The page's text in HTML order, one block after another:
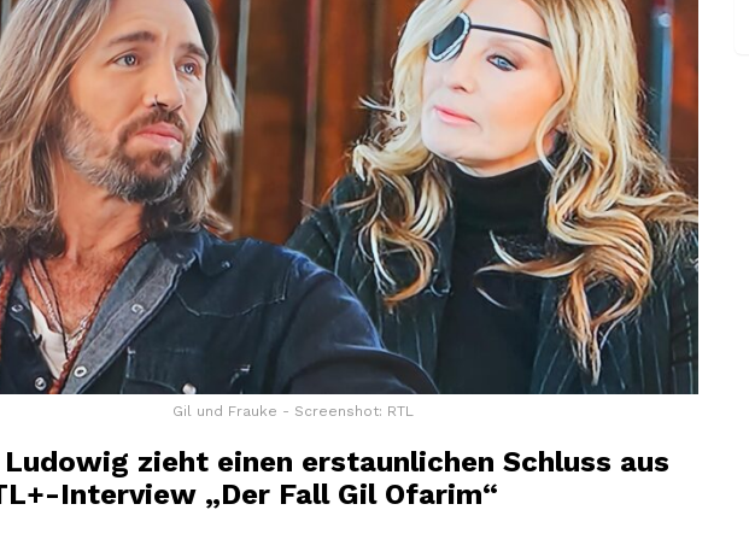
Gil und Frauke - Screenshot: RTL
Ludowig zieht einen erstaunlichen Schluss aus
Interview „Der Fall Gil Ofarim“